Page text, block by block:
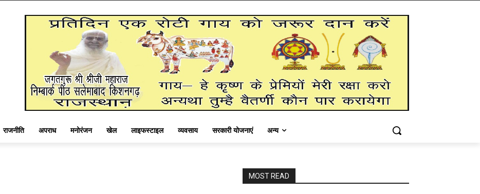
राजनीति अपराध मनोरंजन खेल लाइफस्टाइल व्यवसाय सरकारी योजनाएं अन्य
MOST READ